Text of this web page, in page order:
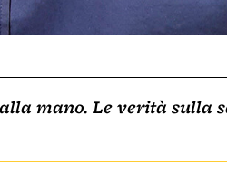
mano. Le verità sulla